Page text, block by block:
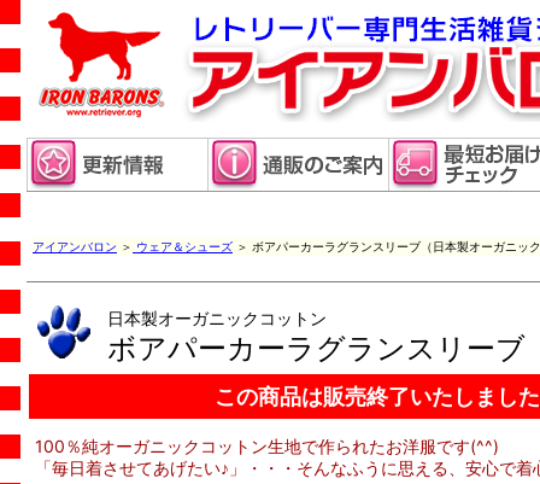
アイアンバロン ＞ ウェア＆シューズ ＞ ボアパーカーラグランスリーブ（日本製オーガニッ
日本製オーガニックコットン
ボアパーカーラグランスリーブ
この商品は販売終了いたしまし
100％純オーガニックコットン生地で作られたお洋服です(^^)
「毎日着させてあげたい♪」・・・そんなふうに思える、安心で